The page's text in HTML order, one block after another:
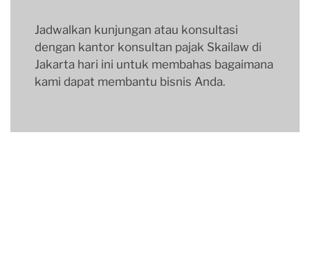
Jadwalkan kunjungan atau konsultasi
dengan kantor konsultan pajak Skailaw di
Jakarta hari ini untuk membahas bagaimana
kami dapat membantu bisnis Anda.